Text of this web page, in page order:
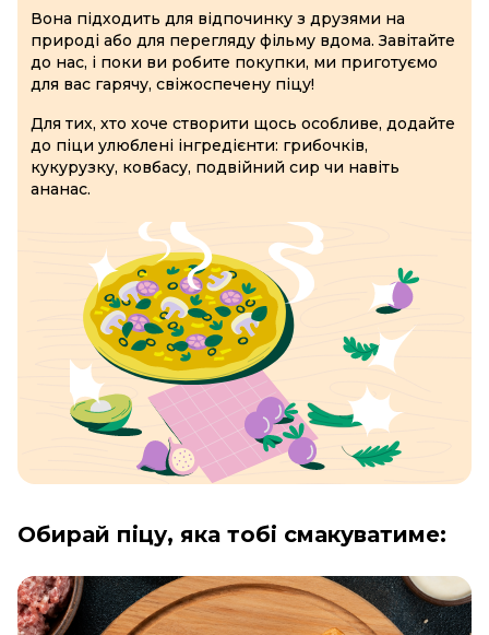
Вона підходить для відпочинку з друзями на
природі або для перегляду фільму вдома. Завітайте
до нас, і поки ви робите покупки, ми приготуємо
для вас гарячу, свіжоспечену піцу!
Для тих, хто хоче створити щось особливе, додайте
до піци улюблені інгредієнти: грибочків,
кукурузку, ковбасу, подвійний сир чи навіть
ананас.
Обирай піцу, яка тобі смакуватиме: